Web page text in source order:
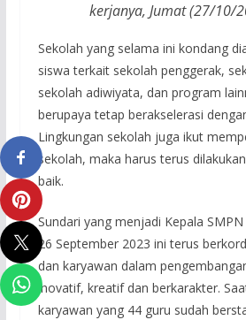
kerjanya, Jumat (27/10/
Sekolah yang selama ini kondang
siswa terkait sekolah penggerak,
sekolah adiwiyata, dan program
berupaya tetap berakselerasi
Lingkungan sekolah juga ikut
sekolah, maka harus terus
baik.
Sundari yang menjadi Kepala
26 September 2023 ini terus
dan karyawan dalam
inovatif, kreatif dan berkarakter.
karyawan yang 44 guru sudah